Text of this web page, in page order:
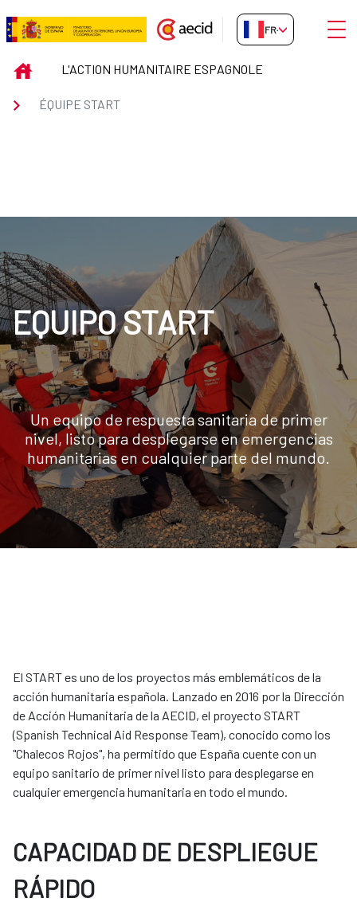
Saut au contenu principal
ÉQUIPE START
FR-FR
INICIOL'ACTION HUMANITAIRE ESPAGNOLE
ÉQUIPE START
EQUIPO START
Un equipo de respuesta sanitaria de primer
nivel, listo para desplegarse en emergencias
humanitarias en cualquier parte del mundo.
El START es uno de los proyectos más emblemáticos de la
acción humanitaria española. Lanzado en 2016 por la Dirección
de Acción Humanitaria de la AECID, el proyecto START
(Spanish Technical Aid Response Team), conocido como los
"Chalecos Rojos", ha permitido que España cuente con un
equipo sanitario de primer nivel listo para desplegarse en
cualquier emergencia humanitaria en todo el mundo.
CAPACIDAD DE DESPLIEGUE
RÁPIDO